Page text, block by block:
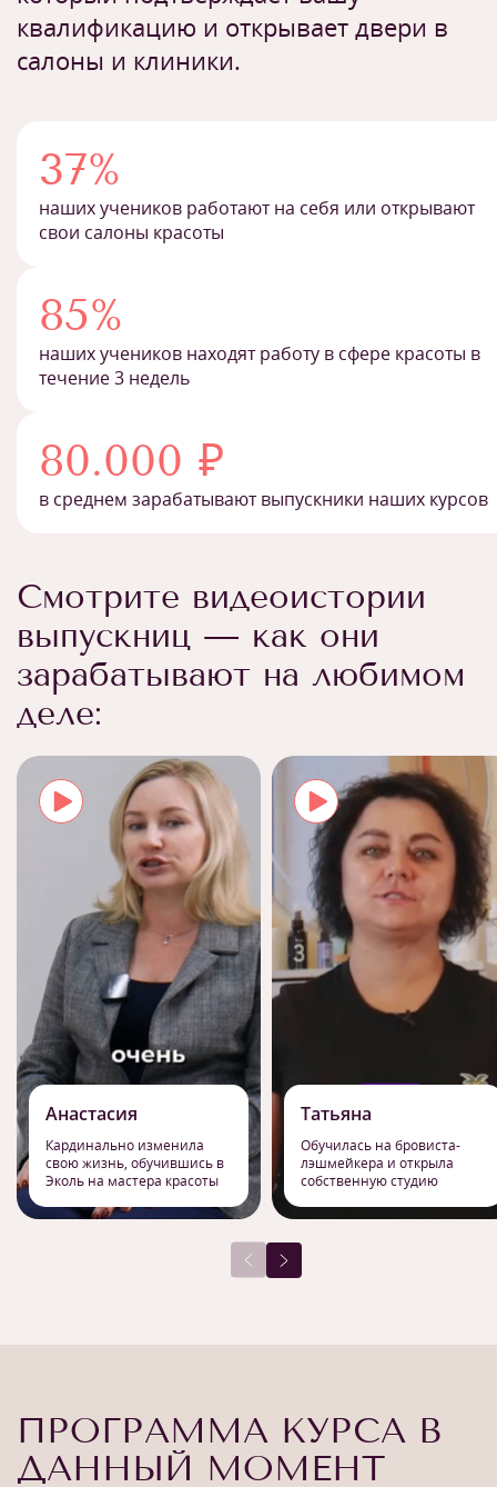
квалификацию и открывает двери в
салоны и клиники.
37%
наших учеников работают на себя или открывают
свои салоны красоты
85%
наших учеников находят работу в сфере красоты в
течение 3 недель
80.000 ₽
в среднем зарабатывают выпускники наших курсов
Смотрите видеоистории
выпускниц — как они
зарабатывают на любимом
деле:
Анастасия
Кардинально изменила
свою жизнь, обучившись в
Эколь на мастера красоты
Татьяна
Обучилась на бровиста-
лэшмейкера и открыла
собственную студию
ПРОГРАММА КУРСА В
ДАННЫЙ МОМЕНТ